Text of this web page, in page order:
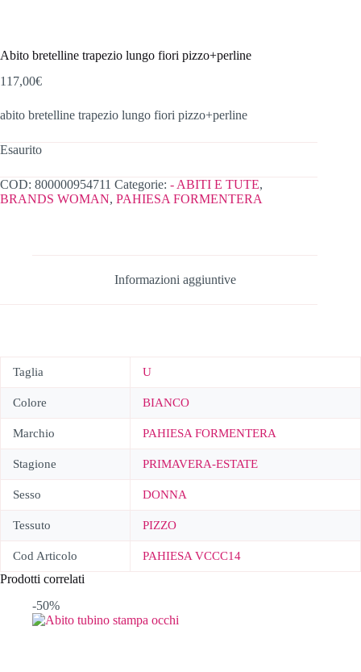
Abito bretelline trapezio lungo fiori pizzo+perline
117,00€
abito bretelline trapezio lungo fiori pizzo+perline
Esaurito
COD: 800000954711 Categorie: - ABITI E TUTE,
BRANDS WOMAN, PAHIESA FORMENTERA
Informazioni aggiuntive
Taglia U
Colore BIANCO
Marchio PAHIESA FORMENTERA
Stagione PRIMAVERA-ESTATE
Sesso DONNA
Tessuto PIZZO
Cod Articolo PAHIESA VCCC14
Prodotti correlati
-50%